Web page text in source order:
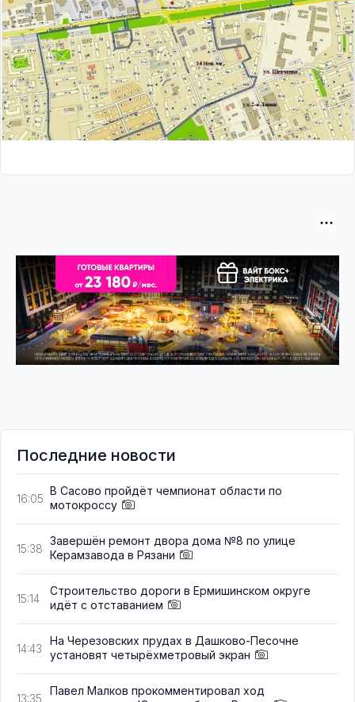
Последние новости
16:05
В Сасово пройдёт чемпионат области по
мотокроссу
15:38
Завершён ремонт двора дома №8 по улице
Керамзавода в Рязани
15:14
Строительство дороги в Ермишинском округе
идёт с отставанием
14:43
На Черезовских прудах в Дашково-Песочне
установят четырёхметровый экран
13:35
Павел Малков прокомментировал ход